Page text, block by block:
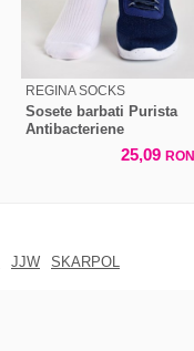
REGINA SOCKS
Sosete barbati Purista
Antibacteriene
25,09 RON
JJW SKARPOL